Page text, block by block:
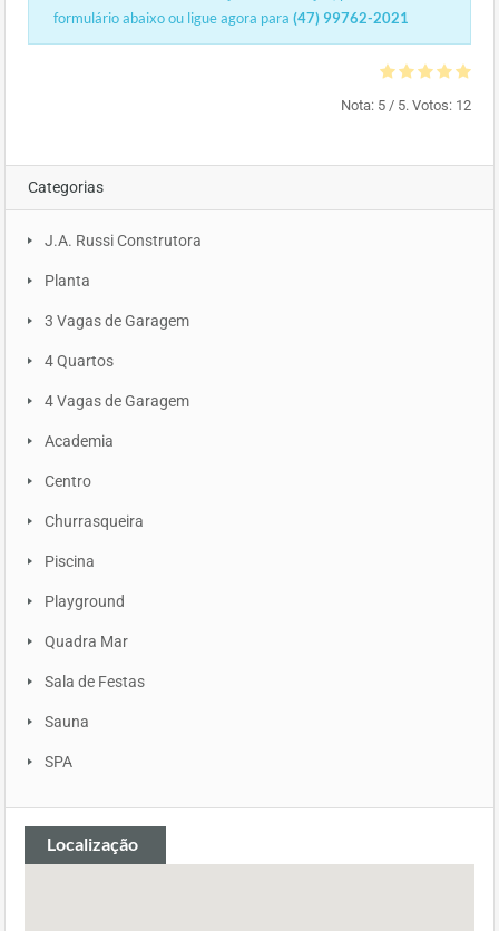
formulário abaixo ou ligue agora para (47) 99762-2021
Nota: 5 / 5. Votos: 12
Categorias
J.A. Russi Construtora
Planta
3 Vagas de Garagem
4 Quartos
4 Vagas de Garagem
Academia
Centro
Churrasqueira
Piscina
Playground
Quadra Mar
Sala de Festas
Sauna
SPA
Localização